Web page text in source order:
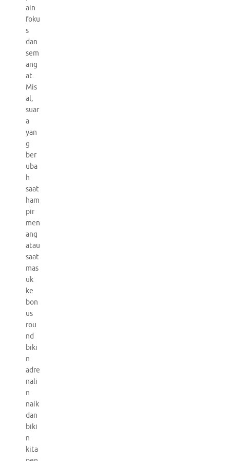
ain
foku
s
dan
sem
ang
at.
Mis
al,
suar
a
yan
g
ber
uba
h
saat
ham
pir
men
ang
atau
saat
mas
uk
ke
bon
us
rou
nd
biki
n
adre
nali
n
naik
dan
biki
n
kita